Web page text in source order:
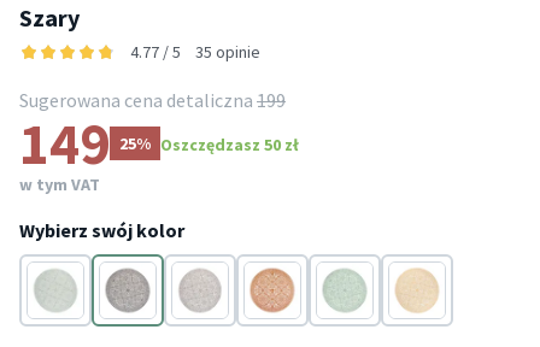
Szary
4.77 / 5 35 opinie
Sugerowana cena detaliczna 199
149 25% Oszczędzasz 50 zł
w tym VAT
Wybierz swój kolor
MiętowySzary Taupe TerakotaZielony Żółty